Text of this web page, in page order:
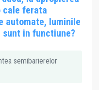
cale ferata
automate, luminile
sunt in functiune?
semibarierelor